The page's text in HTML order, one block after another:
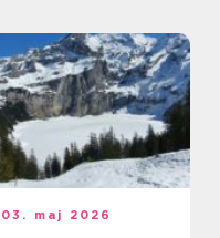
03. maj 2026